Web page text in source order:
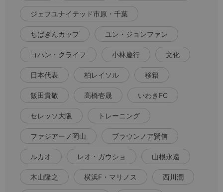
ジェフユナイテッド市原・千葉
ちばぎんカップ ユン・ジョンファン
ヨハン・クライフ 小林慶行 文化
日本代表 柏レイソル 移籍
飯田貴敬 高橋壱晟 いわきFC
セレッソ大阪 トレーニング
ファジアーノ岡山 ブラウンノア賢信
ルカオ レオ・ガウショ 山根永遠
木山隆之 横浜F・マリノス 西川潤